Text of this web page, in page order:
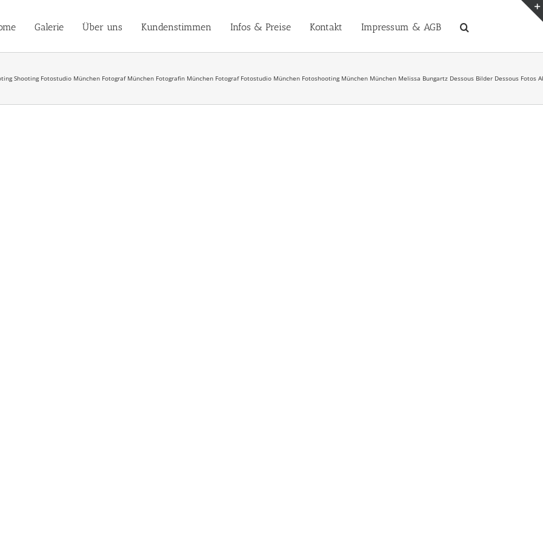
Galerie Über uns Kundenstimmen Infos & Preise Kontakt Impressum & AGB
Shooting Fotostudio München Fotograf München Fotografin München Fotograf Fotostudio München Fotoshooting München München Melissa Bungartz Dessous Bilder Dessous